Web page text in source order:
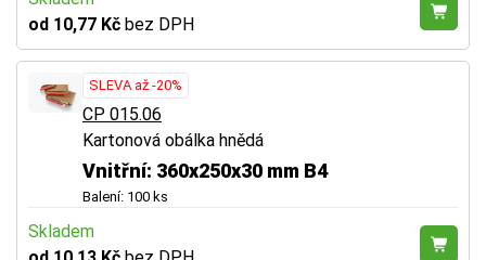
od 10,77 Kč bez DPH
SLEVA až -20%
CP 015.06
Kartonová obálka hnědá
Vnitřní: 360x250x30 mm B4
Balení: 100 ks
Skladem